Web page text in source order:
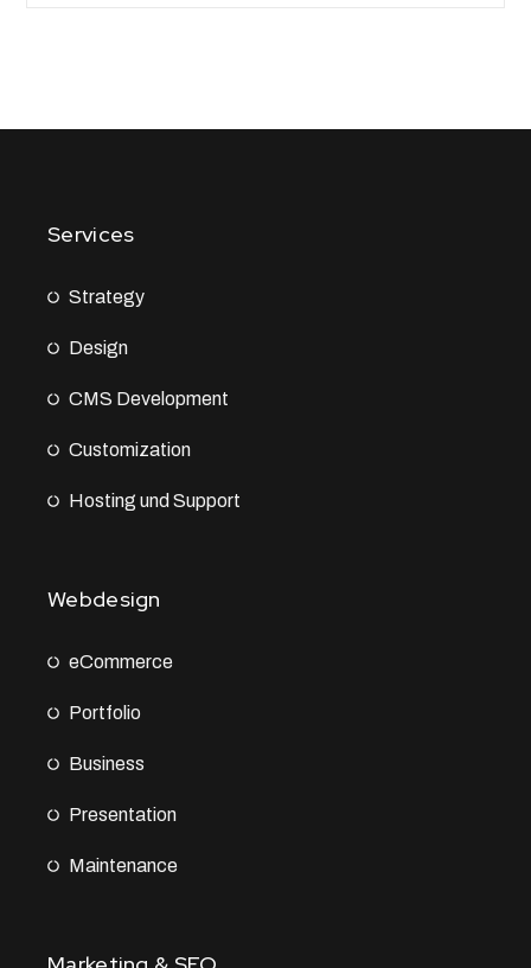
Services
Strategy
Design
CMS Development
Customization
Hosting und Support
Webdesign
eCommerce
Portfolio
Business
Presentation
Maintenance